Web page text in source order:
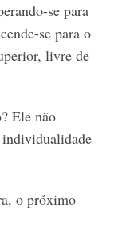
se para
se para o
livre de
Ele não
o próximo